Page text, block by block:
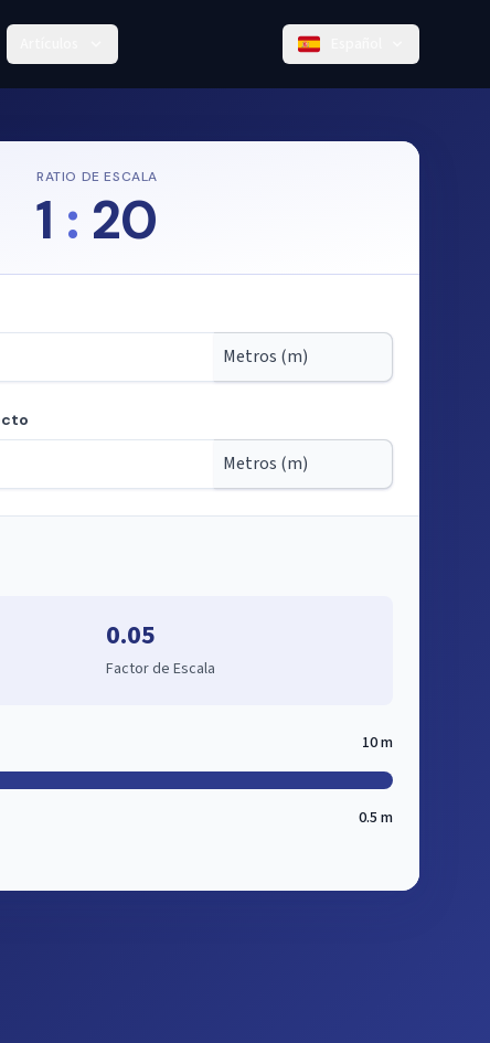
RATIO DE ESCALA
1 : 20
partir de la escala
0.05
Factor de Escala
10 m
0.5 m